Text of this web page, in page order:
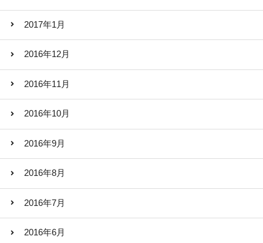
2017年1月
2016年12月
2016年11月
2016年10月
2016年9月
2016年8月
2016年7月
2016年6月